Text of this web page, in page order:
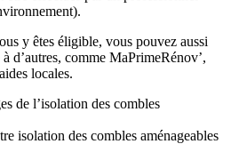
y êtes éligible, vous pouvez aussi
d’autres, comme MaPrimeRénov’,
locales.
de l’isolation des combles
isolation des combles aménageables